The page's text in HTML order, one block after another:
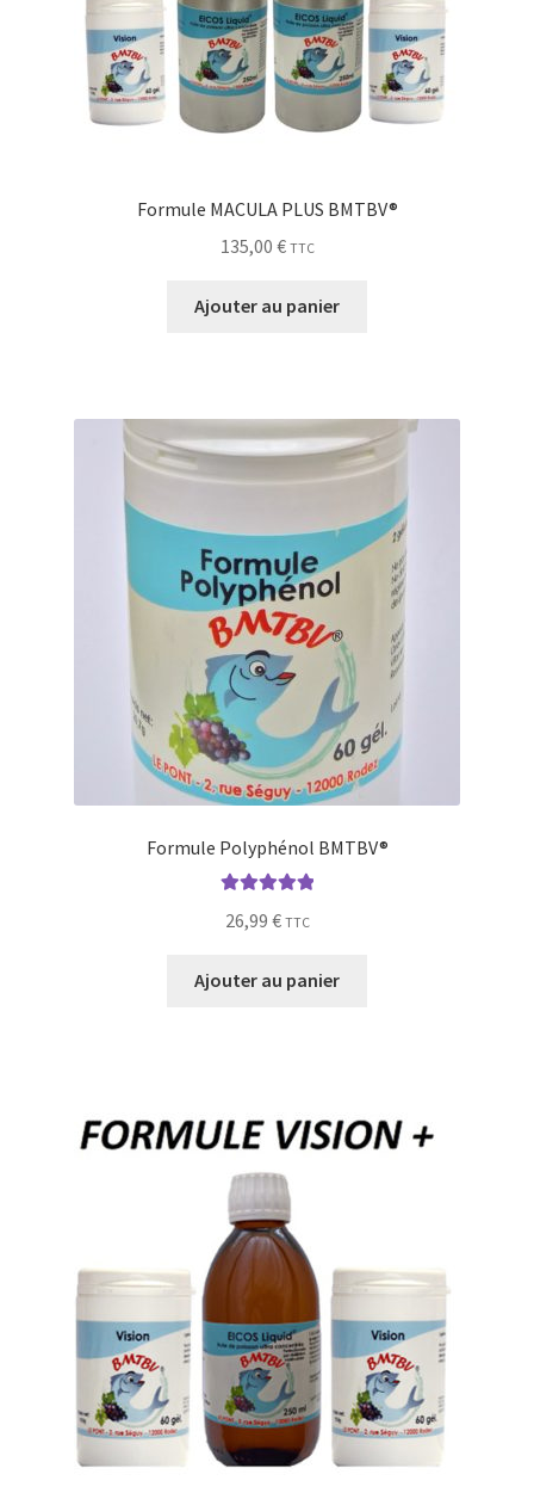
Formule MACULA PLUS BMTBV®
135,00 € TTC
Ajouter au panier
Formule Polyphénol BMTBV®
26,99 € TTC
Ajouter au panier